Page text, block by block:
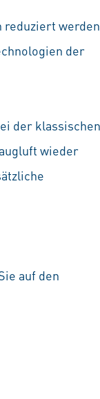
reduziert
der
der klassischen
wieder
auf den